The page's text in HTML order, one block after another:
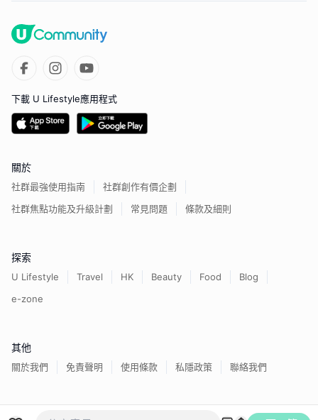
下載 U Lifestyle應用程式
關於
社群最強使用指南
社群創作有價企劃
社群焦點功能及升級計劃
常見問題 條款及細則
探索
U Lifestyle Travel HK Beauty Food
Blog
e-zone
其他
關於我們 免責聲明 使用條款 私隱政策 聯絡我們